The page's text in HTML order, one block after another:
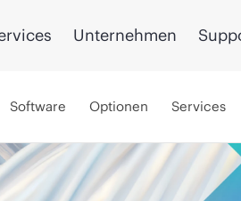
Unternehmen
Software Optionen Services